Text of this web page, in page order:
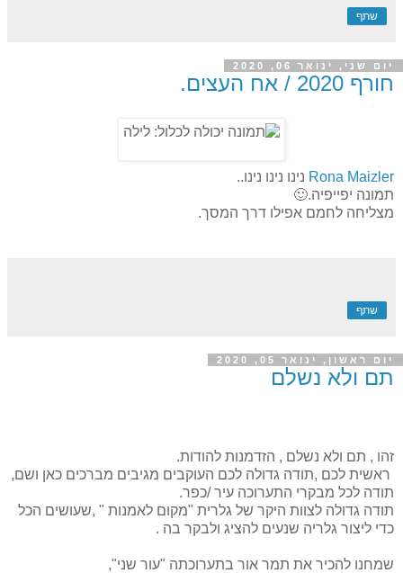
שתף
יום שני, ינואר 06, 2020
חורף 2020 / אח העצים.
Rona Maizler נינו נינו נינו..
תמונה יפייפיה.🙂
מצליחה לחמם אפילו דרך המסך.
שתף
יום ראשון, ינואר 05, 2020
תם ולא נשלם
זהו , תם ולא נשלם , הזדמנות להודות.
ראשית לכם ,תודה גדולה לכם העוקבים מגיבים מברכים כאן ושם,
תודה לכל מבקרי התערוכה עיר /כפר.
תודה גדולה לצוות היקר של גלרית "מקום לאמנות " ,שעושים הכל
כדי ליצור גלריה שנעים להציג ולבקר בה .
שמחנו להכיר את תמר אור בתערוכתה "עור שני",